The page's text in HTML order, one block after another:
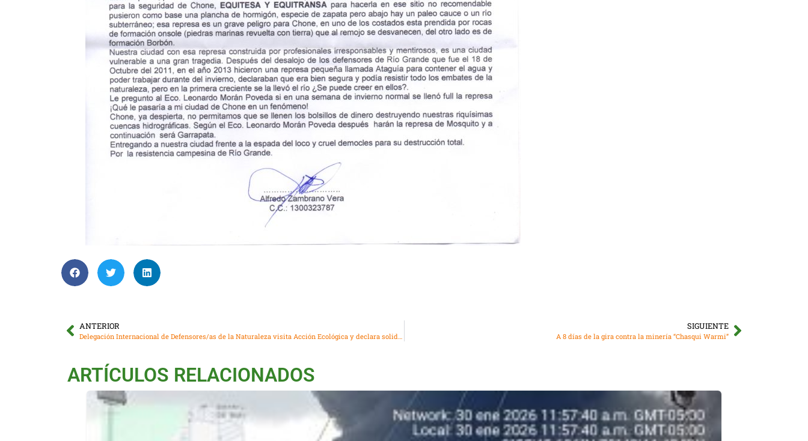
ANTERIOR
Delegación Internacional de Defensores/as de la Naturaleza visita Acción Ecológica y declara solidaridad con la demanda de consulta popular contra la megaminería en el Azuay
SIGUIENTE
A 8 días de la gira contra la minería “Chasqui Warmi”
ARTÍCULOS RELACIONADOS